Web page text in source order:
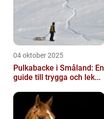
04 oktober 2025
Pulkabacke i Småland: En
guide till trygga och lek...